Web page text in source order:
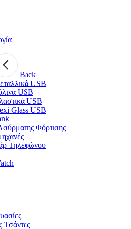
Back
USB
USB
USB
Glass USB
Φόρτισης
Τηλεφώνου
Τσάντες